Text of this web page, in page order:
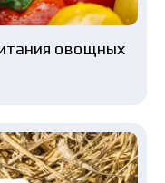
овощных